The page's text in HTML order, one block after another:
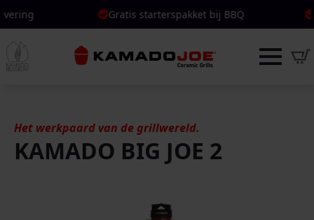
Gratis starterspakket bij BBQ Persoonlijk advies
Gratis starterspakket bij BBQ Persoonlijk advies
Het werkpaard van de grillwereld.
KAMADO BIG JOE 2